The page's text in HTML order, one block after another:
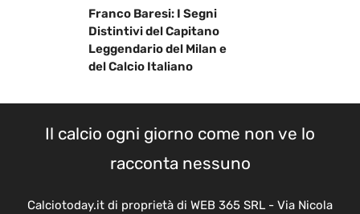
Franco Baresi: I Segni
Distintivi del Capitano
Leggendario del Milan e
del Calcio Italiano
Il calcio ogni giorno come non ve lo
racconta nessuno
Calciotoday.it di proprietà di WEB 365 SRL - Via Nicola